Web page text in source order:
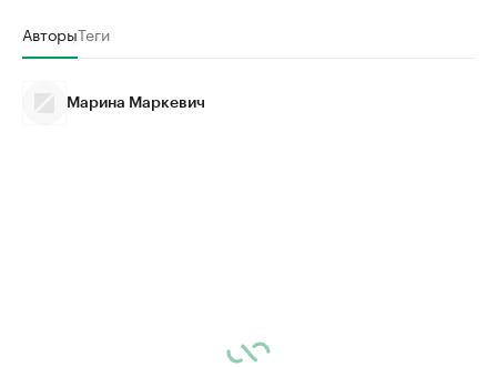
АвторыТеги
Марина Маркевич